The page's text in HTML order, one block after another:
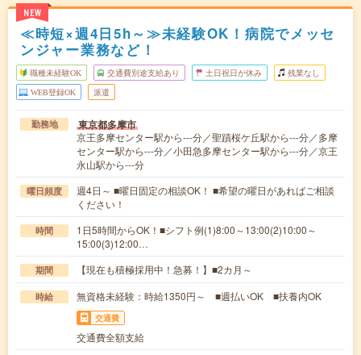
NEW
≪時短×週4日5h～≫未経験OK！病院でメッセ
ンジャー業務など！
職種未経験OK 交通費別途支給あり 土日祝日が休み 残業なし
WEB登録OK 派遣
勤務地 東京都多摩市
京王多摩センター駅から---分／聖蹟桜ケ丘駅から---分／多摩
センター駅から---分／小田急多摩センター駅から---分／京王
永山駅から---分
曜日頻度
週4日～ ■曜日固定の相談OK！ ■希望の曜日があればご相談
ください！
時間
1日5時間からOK！■シフト例(1)8:00～13:00(2)10:00～
15:00(3)12:00…
期間 【現在も積極採用中！急募！】■2カ月～
時給 無資格未経験：時給1350円～ ■週払いOK ■扶養内OK
交通費
交通費全額支給